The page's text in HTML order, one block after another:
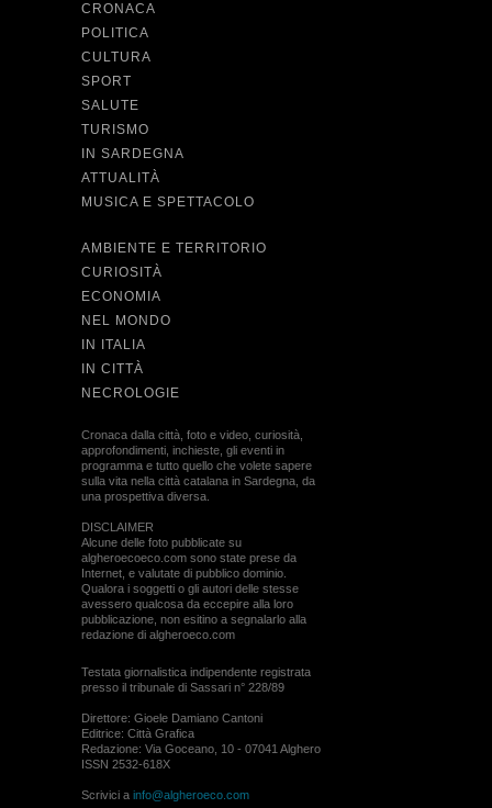
CRONACA
POLITICA
CULTURA
SPORT
SALUTE
TURISMO
IN SARDEGNA
ATTUALITÀ
MUSICA E SPETTACOLO
AMBIENTE E TERRITORIO
CURIOSITÀ
ECONOMIA
NEL MONDO
IN ITALIA
IN CITTÀ
NECROLOGIE
Cronaca dalla città, foto e video, curiosità,
approfondimenti, inchieste, gli eventi in
programma e tutto quello che volete sapere
sulla vita nella città catalana in Sardegna, da
una prospettiva diversa.
DISCLAIMER
Alcune delle foto pubblicate su
algheroecoeco.com sono state prese da
Internet, e valutate di pubblico dominio.
Qualora i soggetti o gli autori delle stesse
avessero qualcosa da eccepire alla loro
pubblicazione, non esitino a segnalarlo alla
redazione di algheroeco.com
Testata giornalistica indipendente registrata
presso il tribunale di Sassari n° 228/89
Direttore: Gioele Damiano Cantoni
Editrice: Città Grafica
Redazione: Via Goceano, 10 - 07041 Alghero
ISSN 2532-618X
Scrivici a info@algheroeco.com